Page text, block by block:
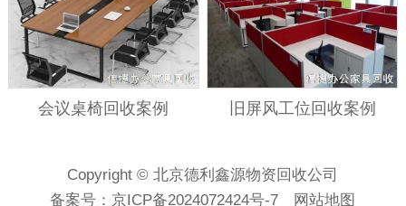
会议桌椅回收案例 旧屏风工位回收案例
Copyright © 北京德利鑫源物资回收公司
备案号： 京ICP备2024072424号-7 网站地图